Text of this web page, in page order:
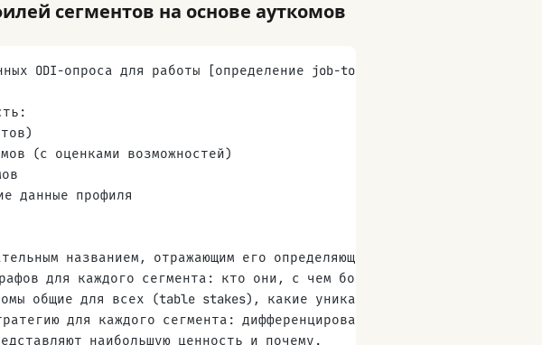
сегментов на основе ауткомов
ODI-опроса для работы [определение job-to-be-done]. Анализ
(с оценками возможностей)
данные профиля
названием, отражающим его определяющую неудовлетворённую
для каждого сегмента: кто они, с чем борются, что им не
общие для всех (table stakes), какие уникальны для конкретных
для каждого сегмента: дифференцированная, дизраптивная или
наибольшую ценность и почему.